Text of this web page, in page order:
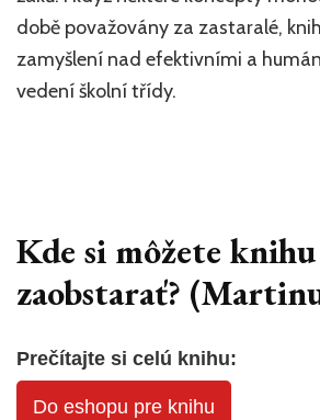
době považovány za zastaralé,
zamyšlení nad efektivními a
vedení školní třídy.
Kde si môžete knihu
zaobstarať?
Prečítajte si celú knihu:
Do eshopu pre knihu